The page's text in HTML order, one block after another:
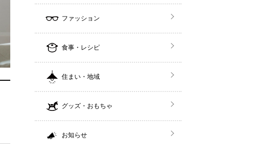
ファッション
食事・レシピ
住まい・地域
グッズ・おもちゃ
お知らせ